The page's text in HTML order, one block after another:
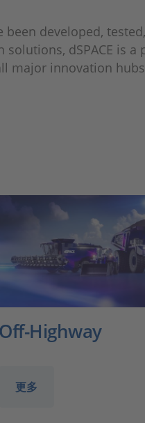
developed,
dSPACE is
innovation
Off-Highway
更多